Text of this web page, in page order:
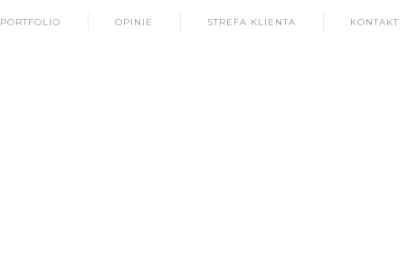
KONTAKT
STREFA KLIENTA
OPINIE
PORTFOLIO